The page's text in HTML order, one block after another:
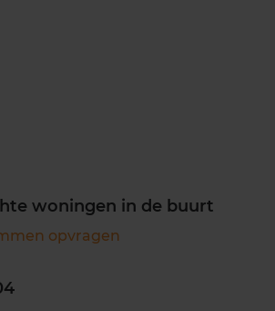
woningen in de buurt
opvragen